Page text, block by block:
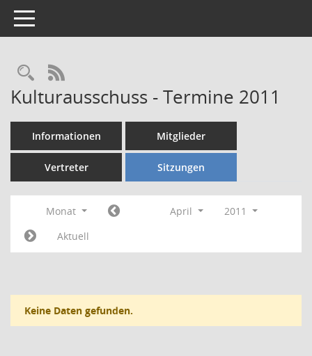
Toggle navigation
Rechercheauswahl
RSS-Feed
Kulturausschuss - Termine 2011
Informationen Mitglieder
Vertreter Sitzungen
Monat April
2011
Aktuell
Keine Daten gefunden.